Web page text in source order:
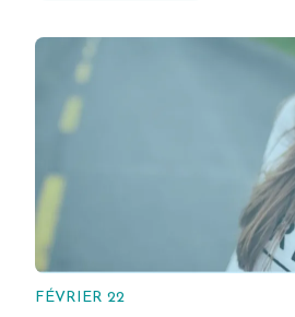
FÉVRIER 22